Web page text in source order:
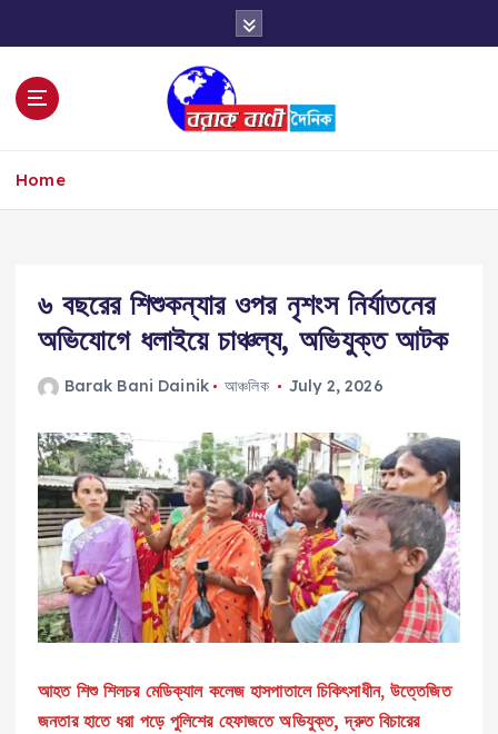
n
Home
৬ বছরের শিশুকন্যার ওপর নৃশংস নির্যাতনের
অভিযোগে ধলাইয়ে চাঞ্চল্য, অভিযুক্ত আটক
Barak Bani Dainik আঞ্চলিক July 2, 2026
আহত শিশু শিলচর মেডিক্যাল কলেজ হাসপাতালে চিকিৎসাধীন,উত্তেজিত
জনতার হাতে ধরা পড়ে পুলিশের হেফাজতে অভিযুক্ত, দ্রুত বিচারের